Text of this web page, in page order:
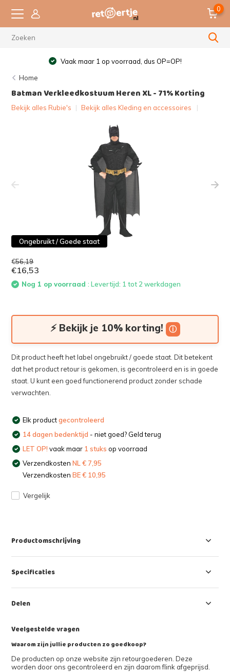
0
Vaak maar 1 op voorraad, dus OP=OP!
Home
Batman Verkleedkostuum Heren XL - 71% Korting
Bekijk alles Rubie's | Bekijk alles Kleding en accessoires
Ongebruikt / Goede staat
€56,19
€16,53
Nog 1 op voorraad: Levertijd: 1 tot 2 werkdagen
⚡ Bekijk je 10% korting! ⓘ
Dit product heeft het label ongebruikt / goede staat. Dit betekent
dat het product retour is gekomen, is gecontroleerd en is in goede
staat. U kunt een goed functionerend product zonder schade
verwachten.
Elk productgecontroleerd
14 dagen bedenktijd - niet goed? Geld terug
LET OP! vaak maar 1 stuks op voorraad
VerzendkostenNL € 7,95
VerzendkostenBE € 10,95
Vergelijk
Productomschrijving
Specificaties
Delen
Veelgestelde vragen
Waarom zijn jullie producten zo goedkoop?
De producten op onze website zijn retourgoederen. Deze
worden door ons gecontroleerd en zijn daarom flink afgeprijsd.